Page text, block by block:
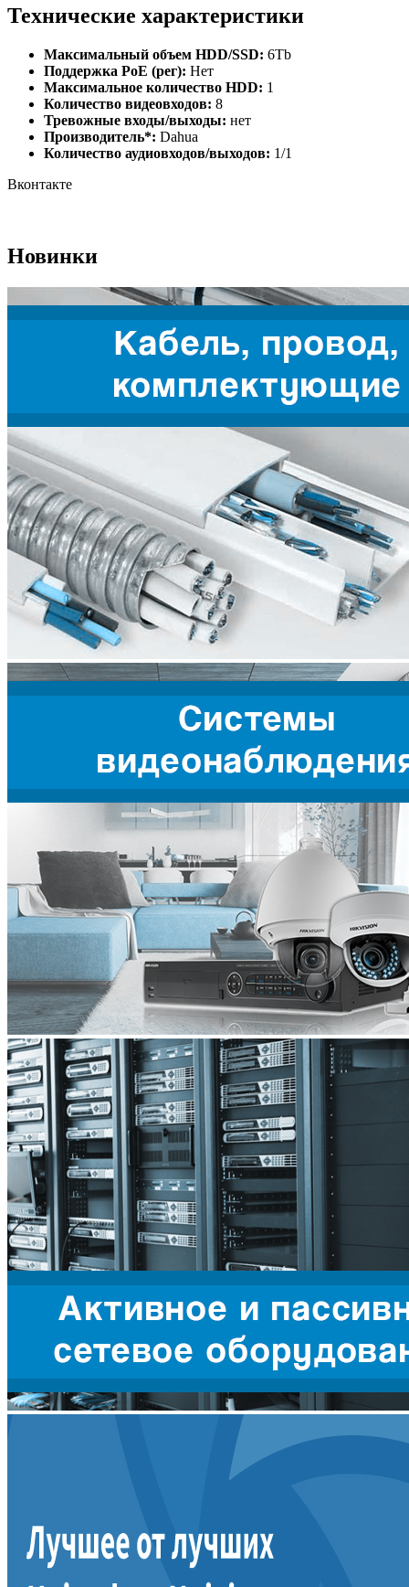
Технические характеристики
Максимальный объем HDD/SSD: 6Tb
Поддержка PoE (рег): Нет
Максимальное количество HDD: 1
Количество видеовходов: 8
Тревожные входы/выходы: нет
Производитель*: Dahua
Количество аудиовходов/выходов: 1/1
Вконтакте
Новинки